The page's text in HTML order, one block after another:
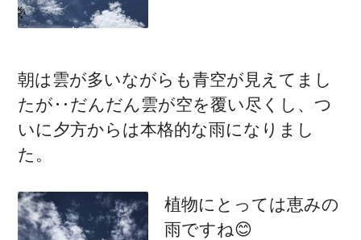
朝は雲が多いながらも青空が見えてまし
たが‥だんだん雲が空を覆い尽くし、つ
いに夕方からは本格的な雨になりまし
た。
植物にとっては恵みの
雨ですね😊